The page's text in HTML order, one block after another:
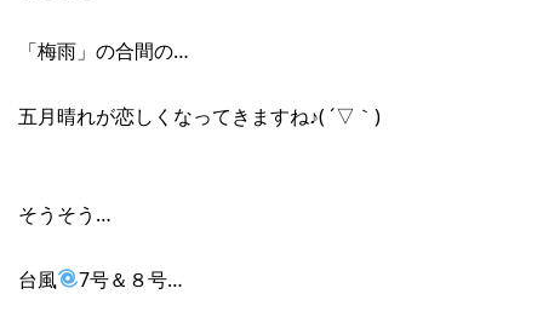
「梅雨」の合間の…
五月晴れが恋しくなってきますね♪( ´▽｀)
そうそう…
台風 7号＆８号…